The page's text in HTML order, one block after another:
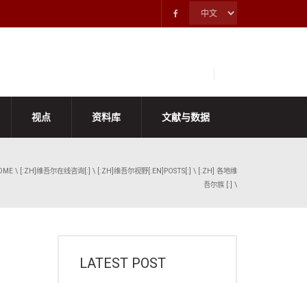
视点 资料库 文献与数据
\ [:ZH]维吾尔在线咨询[:] \ [:ZH]维吾尔视野[:EN]POSTS[:] \ [:ZH] 各地维
吾尔族 [:] \
LATEST POST